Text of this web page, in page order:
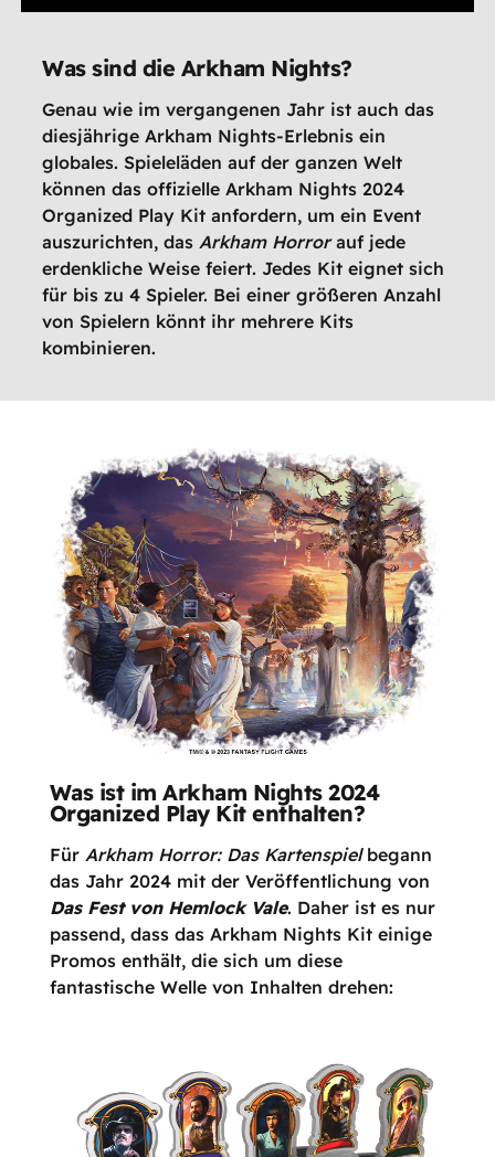
Was sind die Arkham Nights?
Genau wie im vergangenen Jahr ist auch das
diesjährige Arkham Nights-Erlebnis ein
globales. Spieleläden auf der ganzen Welt
können das offizielle Arkham Nights 2024
Organized Play Kit anfordern, um ein Event
auszurichten, dasArkham Horrorauf jede
erdenkliche Weise feiert. Jedes Kit eignet sich
für bis zu 4 Spieler. Bei einer größeren Anzahl
von Spielern könnt ihr mehrere Kits
kombinieren.
Was ist im Arkham Nights 2024
Organized Play Kit enthalten?
Für Arkham Horror: Das Kartenspielbegann
das Jahr 2024 mit der Veröffentlichung von
Das Fest von Hemlock Vale. Daher ist es nur
passend, dass das Arkham Nights Kit einige
Promos enthält, die sich um diese
fantastische Welle von Inhalten drehen: